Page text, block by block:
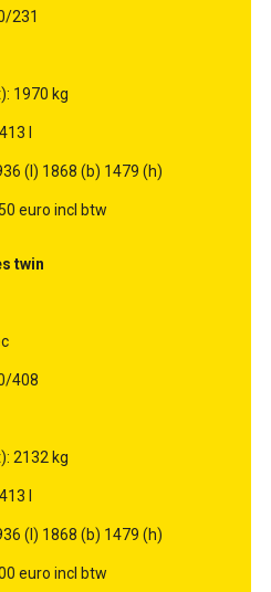
231
1970 kg
l
(l) 1868 (b) 1479 (h)
euro incl btw
twin
408
2132 kg
l
(l) 1868 (b) 1479 (h)
euro incl btw